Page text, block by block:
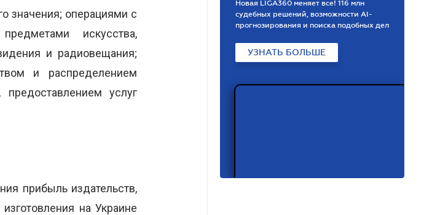
значения; операциями с
искусства,
и радиовещания;
и распределением
услуг
прибыль издательств,
на Украине
Новая LIGA360 меняет все! 116 млн
судебных решений, возможности АІ-
прогнозирования и поиска подобных дел
УЗНАТЬ БОЛЬШЕ